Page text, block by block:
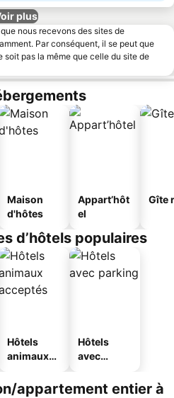
plus
nous recevons des sites de
Par conséquent, il se peut que
soit pas la même que celle du site de
Maison
d'hôtes
Appart’hôt
el
Gîte
d’hôtels populaires
Hôtels
animaux
Hôtels
avec
appartement entier à